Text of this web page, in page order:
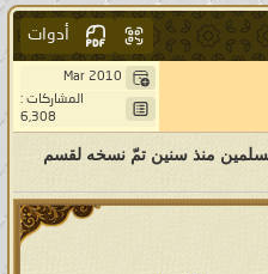
أدوات
Mar 2010
المشاركات :
6,308
منذ سنين تمّ نسخه لقسم